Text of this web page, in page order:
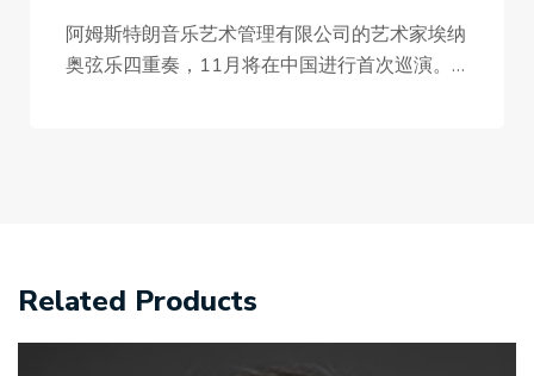
阿姆斯特朗音乐艺术管理有限公司的艺术家埃纳
奥弦乐四重奏，11月将在中国进行首次巡演。
Related Products